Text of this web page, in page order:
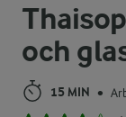
och
15 MIN •